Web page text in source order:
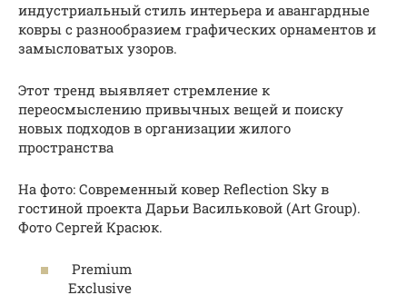
индустриальный стиль интерьера и авангардные
ковры с разнообразием графических орнаментов и
замысловатых узоров.
Этот тренд выявляет стремление к
переосмыслению привычных вещей и поиску
новых подходов в организации жилого
пространства
На фото: Современный ковер Reflection Sky в
гостиной проекта Дарьи Васильковой (Art Group).
Фото Сергей Красюк.
Premium
Exclusive